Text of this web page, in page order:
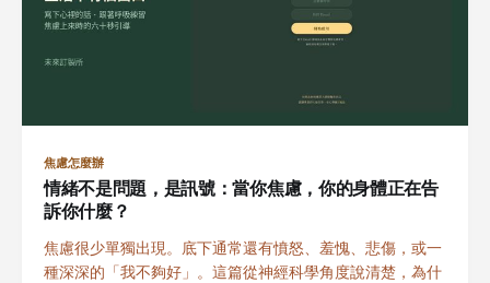
焦慮怎麼辦
情緒不是問題，是訊號：當你焦慮，你的身體正在告
訴你什麼？
焦慮很少單獨出現。底下通常還有憤怒、羞愧、悲傷，或一
種深深的「我不夠好」。這篇從神經科學角度說清楚，為什